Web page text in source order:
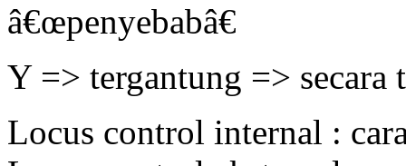
â€œpenyebabâ€
Y => tergantung => secara
Locus control internal :